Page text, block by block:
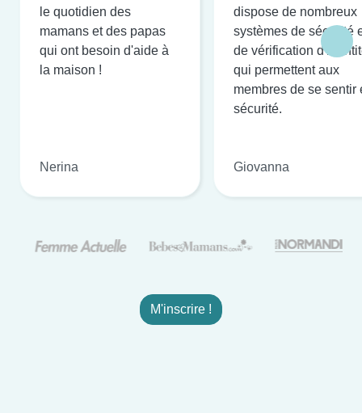
le quotidien des
mamans et des papas
qui ont besoin d'aide à
la maison !
Nerina
dispose de nombreux
systèmes de sécurité
de vérification
qui permettent aux
membres de se sentir
sécurité.
Giovanna
M'inscrire !